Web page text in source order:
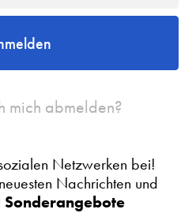
mich abmelden?
Netzwerken bei!
Nachrichten und
Sonderangebote